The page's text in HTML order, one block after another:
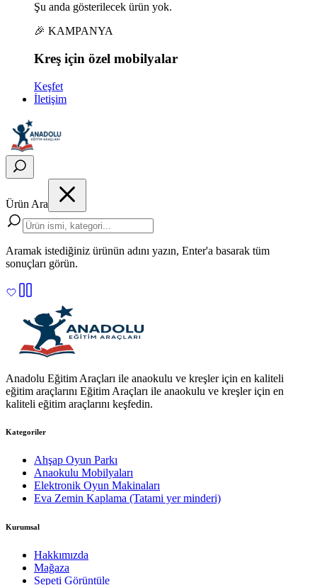
Şu anda gösterilecek ürün yok.
🎉 KAMPANYA
Kreş için özel mobilyalar
Keşfet
İletişim
Ürün Ara
Aramak istediğiniz ürünün adını yazın, Enter'a basarak tüm
sonuçları görün.
Anadolu Eğitim Araçları ile anaokulu ve kreşler için en kaliteli
eğitim araçlarını Eğitim Araçları ile anaokulu ve kreşler için en
kaliteli eğitim araçlarını keşfedin.
Kategoriler
Ahşap Oyun Parkı
Anaokulu Mobilyaları
Elektronik Oyun Makinaları
Eva Zemin Kaplama (Tatami yer minderi)
Kurumsal
Hakkımızda
Mağaza
Sepeti Görüntüle